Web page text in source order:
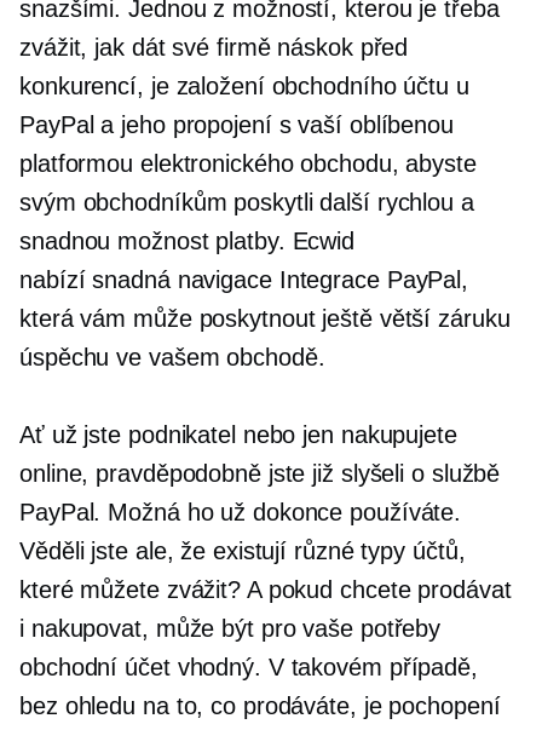
snazšími. Jednou z možností, kterou je třeba
zvážit, jak dát své firmě náskok před
konkurencí, je založení obchodního účtu u
PayPal a jeho propojení s vaší oblíbenou
platformou elektronického obchodu, abyste
svým obchodníkům poskytli další rychlou a
snadnou možnost platby. Ecwid
nabízísnadná navigaceIntegrace PayPal,
která vám může poskytnout ještě větší záruku
úspěchu ve vašem obchodě.
Ať už jste podnikatel nebo jen nakupujete
online, pravděpodobně jste již slyšeli o službě
PayPal. Možná ho už dokonce používáte.
Věděli jste ale, že existují různé typy účtů,
které můžete zvážit? A pokud chcete prodávat
i nakupovat, může být pro vaše potřeby
obchodní účet vhodný. V takovém případě,
bez ohledu na to, co prodáváte, je pochopení